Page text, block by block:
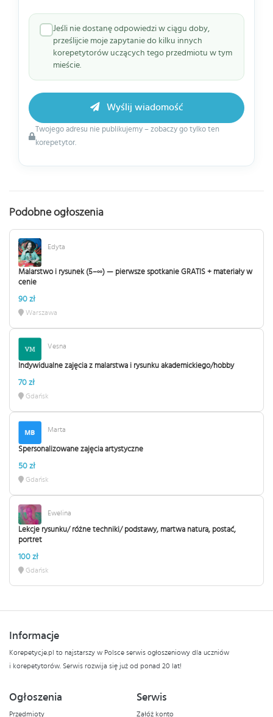
Jeśli nie dostanę odpowiedzi w ciągu doby,
prześlijcie moje zapytanie do kilku innych
korepetytorów uczących tego przedmiotu w tym
mieście.
Twojego adresu nie publikujemy – zobaczy go tylko ten
korepetytor.
Wyślij wiadomość
Podobne ogłoszenia
Edyta
Malarstwo i rysunek (5–∞) — pierwsze spotkanie GRATIS + materiały w
cenie
90 zł
Warszawa
Vesna
Indywidualne zajęcia z malarstwa i rysunku akademickiego/hobby
70 zł
Gdańsk
Marta
Spersonalizowane zajęcia artystyczne
50 zł
Gdańsk
Ewelina
Lekcje rysunku/ różne techniki/ podstawy, martwa natura, postać,
portret
100 zł
Gdańsk
Informacje
Korepetycje.pl to najstarszy w Polsce serwis ogłoszeniowy dla uczniów
i korepetytorów. Serwis rozwija się już od ponad 20 lat!
Ogłoszenia
Przedmioty
Serwis
Załóż konto